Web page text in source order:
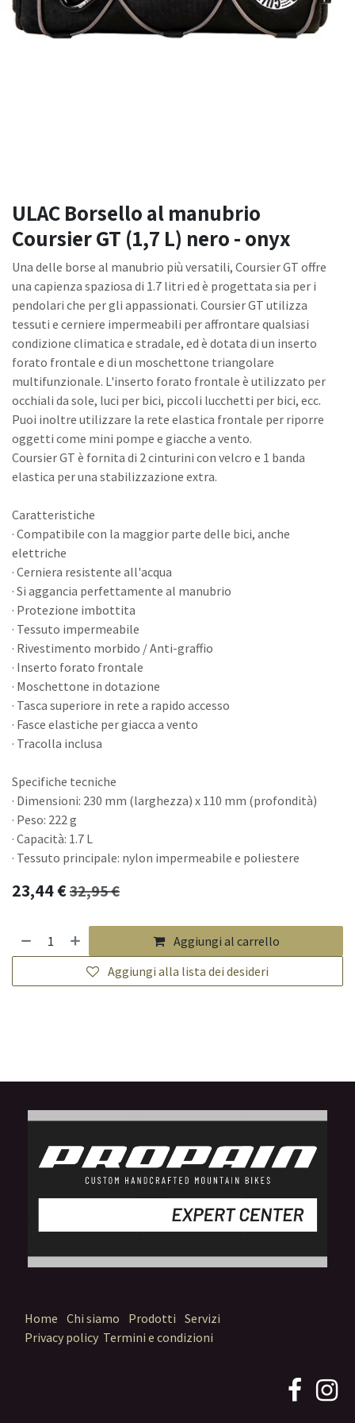
ULAC Borsello al manubrio
Coursier GT (1,7 L) nero - onyx
Una delle borse al manubrio più versatili, Coursier GT offre
una capienza spaziosa di 1.7 litri ed è progettata sia per i
pendolari che per gli appassionati. Coursier GT utilizza
tessuti e cerniere impermeabili per affrontare qualsiasi
condizione climatica e stradale, ed è dotata di un inserto
forato frontale e di un moschettone triangolare
multifunzionale. L'inserto forato frontale è utilizzato per
occhiali da sole, luci per bici, piccoli lucchetti per bici, ecc.
Puoi inoltre utilizzare la rete elastica frontale per riporre
oggetti come mini pompe e giacche a vento.
Coursier GT è fornita di 2 cinturini con velcro e 1 banda
elastica per una stabilizzazione extra.
Caratteristiche
· Compatibile con la maggior parte delle bici, anche
elettriche
· Cerniera resistente all'acqua
· Si aggancia perfettamente al manubrio
· Protezione imbottita
· Tessuto impermeabile
· Rivestimento morbido / Anti-graffio
· Inserto forato frontale
· Moschettone in dotazione
· Tasca superiore in rete a rapido accesso
· Fasce elastiche per giacca a vento
· Tracolla inclusa
Specifiche tecniche
· Dimensioni: 230 mm (larghezza) x 110 mm (profondità)
· Peso: 222 g
· Capacità: 1.7 L
· Tessuto principale: nylon impermeabile e poliestere
23,44€32,95€
Aggiungi al carrello
Aggiungi alla lista dei desideri
Home Chi siamo Prodotti Servizi
Privacy policy Termini e condizioni